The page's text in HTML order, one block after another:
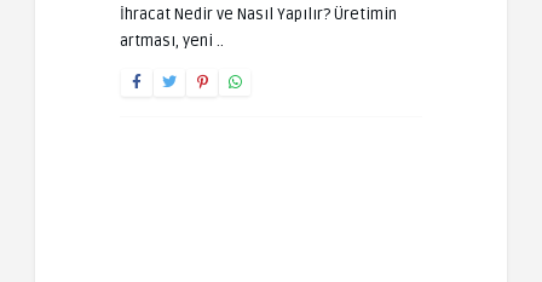
İhracat Nedir ve Nasıl Yapılır? Üretimin
artması, yeni ..